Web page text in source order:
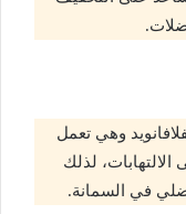
وهي تعمل
لذلك
في السمانة.